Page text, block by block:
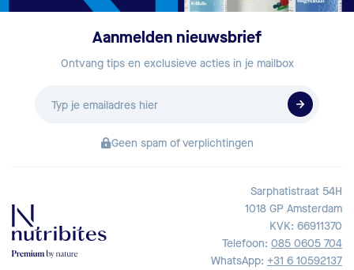
Aanmelden nieuwsbrief
Ontvang tips en exclusieve acties in je mailbox
Geen spam of verplichtingen
Sarphatistraat 54H
1018 GP Amsterdam
KVK: 66911370
Telefoon: 085 0605 704
WhatsApp: +31 6 10592137